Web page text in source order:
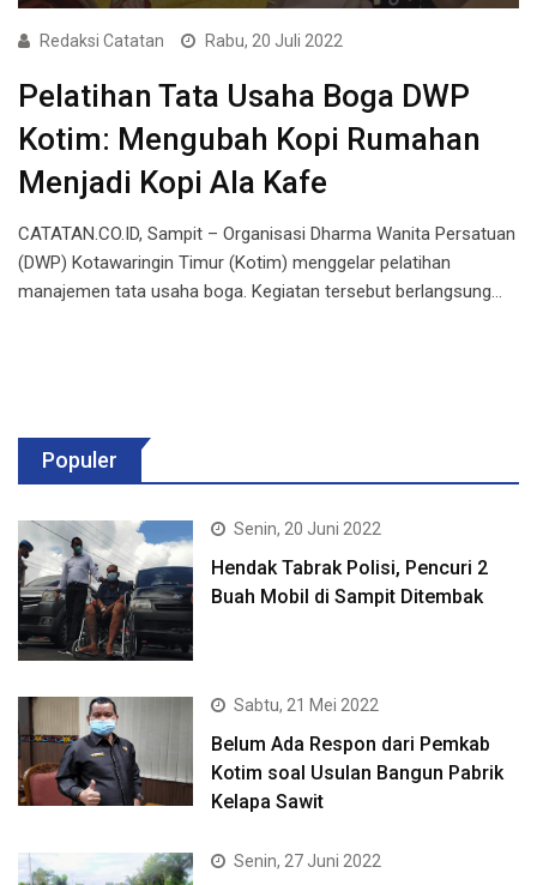
Redaksi Catatan Rabu, 20 Juli 2022
Pelatihan Tata Usaha Boga DWP
Kotim: Mengubah Kopi Rumahan
Menjadi Kopi Ala Kafe
CATATAN.CO.ID, Sampit – Organisasi Dharma Wanita Persatuan
(DWP) Kotawaringin Timur (Kotim) menggelar pelatihan
manajemen tata usaha boga. Kegiatan tersebut berlangsung…
Populer
Senin, 20 Juni 2022
Hendak Tabrak Polisi, Pencuri 2
Buah Mobil di Sampit Ditembak
Sabtu, 21 Mei 2022
Belum Ada Respon dari Pemkab
Kotim soal Usulan Bangun Pabrik
Kelapa Sawit
Senin, 27 Juni 2022